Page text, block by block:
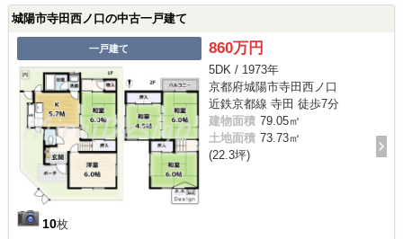
城陽市寺田西ノ口の中古一戸建て
一戸建て
10枚
860万円
5DK / 1973年
京都府城陽市寺田西ノ口
近鉄京都線 寺田 徒歩7分
建物面積 79.05㎡
土地面積 73.73㎡
(22.3坪)